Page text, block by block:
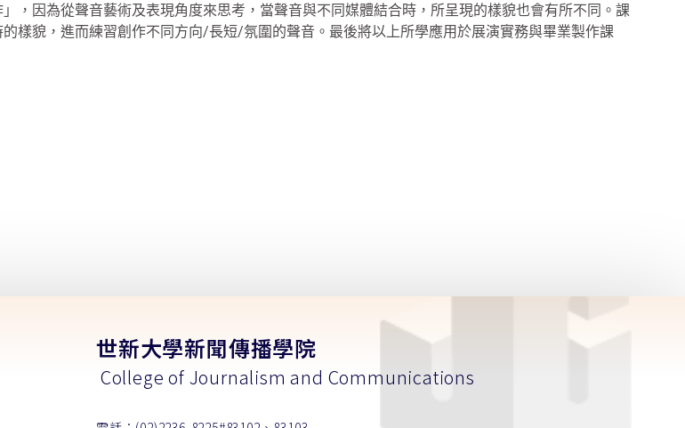
因為從聲音藝術及表現角度來思考，當聲音與不同媒體結合時，所呈現的樣貌也會有所不同。課
樣貌，進而練習創作不同方向/長短/氛圍的聲音。最後將以上所學應用於展演實務與畢業製作課
世新大學新聞傳播學院
College of Journalism and Communications